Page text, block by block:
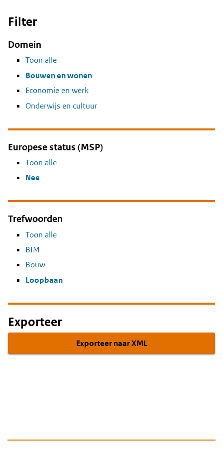
Filter
Domein
Toon alle
Bouwen en wonen
Economie en werk
Onderwijs en cultuur
Europese status (MSP)
Toon alle
Nee
Trefwoorden
Toon alle
BIM
Bouw
Loopbaan
Exporteer
Exporteer naar XML